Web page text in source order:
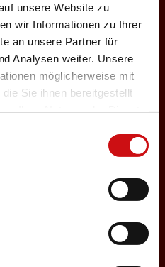
unsere Website zu
wir Informationen zu Ihrer
an unsere Partner für
Analysen weiter. Unsere
möglicherweise mit
Sie ihnen bereitgestellt